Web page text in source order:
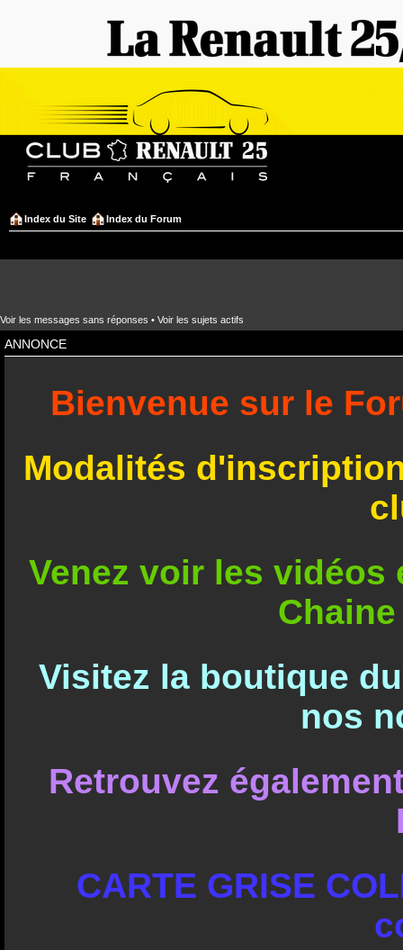
Index du Site Index du Forum
Voir les messages sans réponses • Voir les sujets actifs
ANNONCE
Bienvenue sur le
Modalités
Venez voir les
Visitez la boutique
nos
Retrouvez
CARTE GRISE